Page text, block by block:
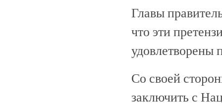
Главы
что эти
удовлетворены
Со своей
заключить с